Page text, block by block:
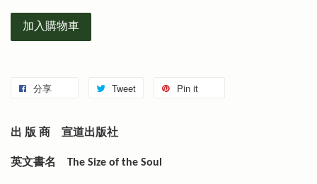
加入購物車
分享 Tweet Pin it
出 版 商 宣道出版社
英文書名 The Size of the Soul